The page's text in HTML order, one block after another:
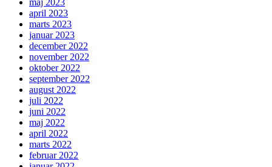
maj 2023
april 2023
marts 2023
januar 2023
december 2022
november 2022
oktober 2022
september 2022
august 2022
juli 2022
juni 2022
maj 2022
april 2022
marts 2022
februar 2022